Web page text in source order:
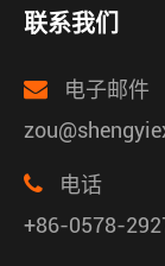
联系我们
电子邮件
电话
+86-0578-